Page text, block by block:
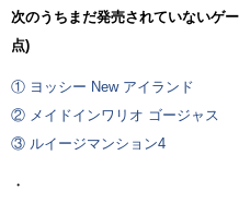
次のうちまだ発売されていないゲ
点)
① ヨッシー New アイランド
② メイドインワリオ ゴージャス
③ ルイージマンション4
・